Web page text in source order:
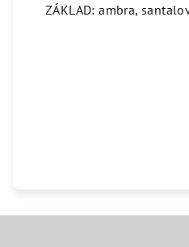
ZÁKLAD: ambra,